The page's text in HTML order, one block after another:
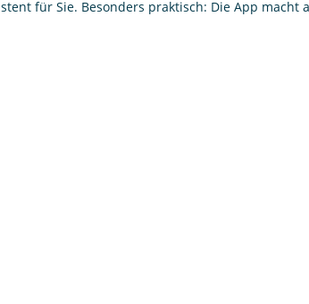
für Sie. Besonders praktisch: Die App macht